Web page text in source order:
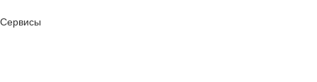
Сервисы